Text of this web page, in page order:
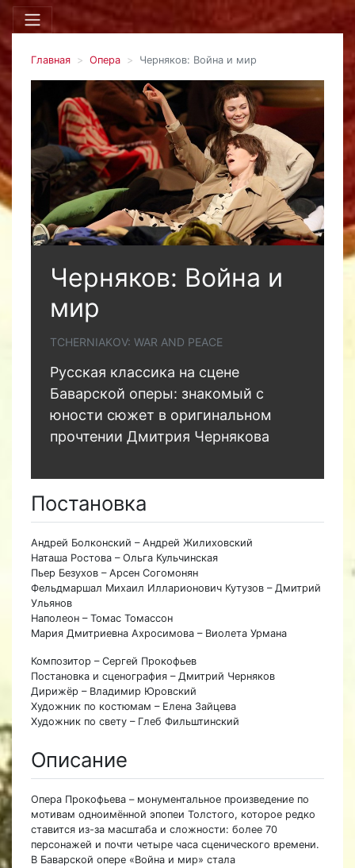
Главная Опера Черняков: Война и мир
Черняков: Война и
мир
TCHERNIAKOV: WAR AND PEACE
Русская классика на сцене
Баварской оперы: знакомый с
юности сюжет в оригинальном
прочтении Дмитрия Чернякова
Постановка
Андрей Болконский – Андрей Жилиховский
Наташа Ростова – Ольга Кульчинская
Пьер Безухов – Арсен Согомонян
Фельдмаршал Михаил Илларионович Кутузов – Дмитрий
Ульянов
Наполеон – Томас Томассон
Мария Дмитриевна Ахросимова – Виолета Урмана
Композитор – Сергей Прокофьев
Постановка и сценография – Дмитрий Черняков
Дирижёр – Владимир Юровский
Художник по костюмам – Елена Зайцева
Художник по свету – Глеб Фильштинский
Описание
Опера Прокофьева – монументальное произведение по
мотивам одноимённой эпопеи Толстого, которое редко
ставится из-за масштаба и сложности: более 70
персонажей и почти четыре часа сценического времени.
В Баварской опере «Война и мир» стала